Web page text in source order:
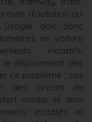
d’autobus qui
doit donc
en voiture
incitatifs.
le déploiement des
ce problème ; ces
des circuits de
modal et ainsi
incitatifs et